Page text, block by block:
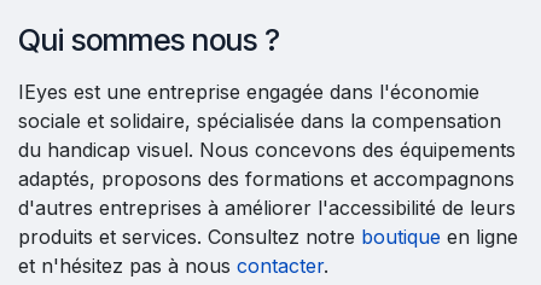
Qui sommes nous ?
IEyes est une entreprise engagée dans l'économie
sociale et solidaire, spécialisée dans la compensation
du handicap visuel. Nous concevons des équipements
adaptés, proposons des formations et accompagnons
d'autres entreprises à améliorer l'accessibilité de leurs
produits et services. Consultez notre boutique en ligne
et n'hésitez pas à nous contacter.